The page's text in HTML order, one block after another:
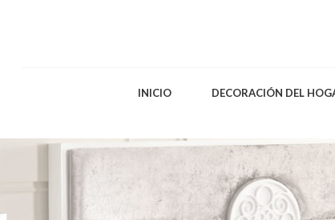
INICIO DECORACIÓN DEL